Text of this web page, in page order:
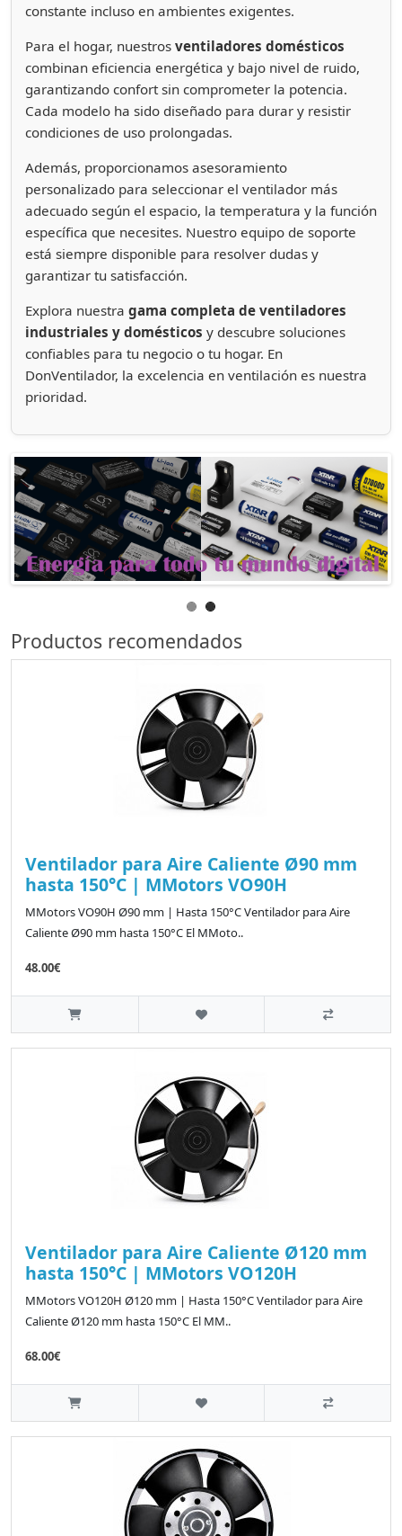
constante incluso en ambientes exigentes.
Para el hogar, nuestros ventiladores domésticos
combinan eficiencia energética y bajo nivel de ruido,
garantizando confort sin comprometer la potencia.
Cada modelo ha sido diseñado para durar y resistir
condiciones de uso prolongadas.
Además, proporcionamos asesoramiento
personalizado para seleccionar el ventilador más
adecuado según el espacio, la temperatura y la función
específica que necesites. Nuestro equipo de soporte
está siempre disponible para resolver dudas y
garantizar tu satisfacción.
Explora nuestra gama completa de ventiladores
industriales y domésticos y descubre soluciones
confiables para tu negocio o tu hogar. En
DonVentilador, la excelencia en ventilación es nuestra
prioridad.
Productos recomendados
Ventilador para Aire Caliente Ø90 mm
hasta 150°C | MMotors VO90H
MMotors VO90H Ø90 mm | Hasta 150°C Ventilador para Aire
Caliente Ø90 mm hasta 150°C El MMoto..
48.00€
Ventilador para Aire Caliente Ø120 mm
hasta 150°C | MMotors VO120H
MMotors VO120H Ø120 mm | Hasta 150°C Ventilador para Aire
Caliente Ø120 mm hasta 150°C El MM..
68.00€